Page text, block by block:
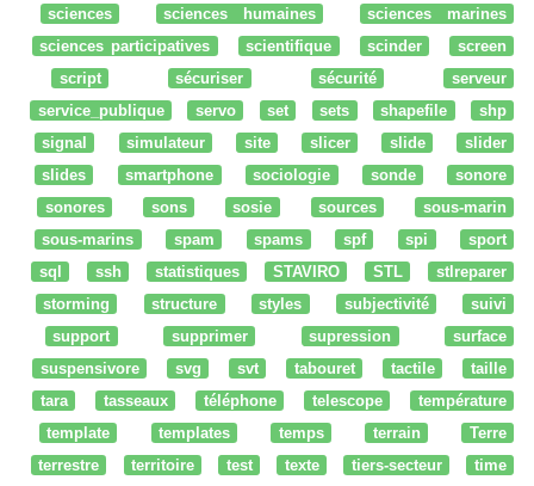
sciences
sciences humaines
sciences marines
sciences participatives
scientifique scinder
screen
script
sécuriser sécurité
serveur
service_publique
servo set sets shapefile
shp
signal
simulateur site slicer slide
slider
slides
smartphone sociologie sonde
sonore
sonores
sons sosie sources
sous-marin
sous-marins
spam spams spf spi
sport
sql
ssh statistiques STAVIRO STL
stlreparer
storming
structure styles subjectivité
suivi
support
supprimer supression
surface
suspensivore
svg svt tabouret tactile
taille
tara
tasseaux téléphone telescope
température
template
templates temps terrain
Terre
terrestre
territoire test texte tiers-secteur
time